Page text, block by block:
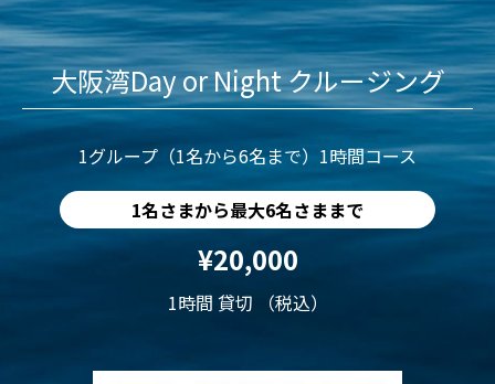
大阪湾Day or Night クルージング
1グループ（1名から6名まで）1時間コース
1名さまから最大6名さままで
¥20,000
1時間 貸切 （税込）